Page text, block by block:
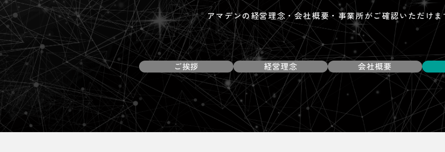
アマデンの経営理念・会社概要・事業所がご確認いただけ
ご挨拶 経営理念 会社概要